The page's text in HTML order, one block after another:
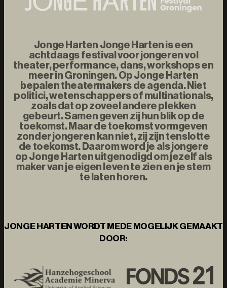
Jonge Harten Jonge Harten is een
achtdaags festival voor jongeren vol
theater, performance, dans, workshops en
meer in Groningen. Op Jonge Harten
bepalen theatermakers de agenda. Niet
politici, wetenschappers of multinationals,
zoals dat op zoveel andere plekken
gebeurt. Samen geven zij hun blik op de
toekomst. Maar de toekomst vormgeven
zonder jongeren kan niet, zij zijn tenslotte
de toekomst. Daarom word je als jongere
op Jonge Harten uitgenodigd om jezelf als
maker van je eigen leven te zien en je stem
te laten horen.
JONGE HARTEN WORDT MEDE MOGELIJK GEMAAKT
DOOR: